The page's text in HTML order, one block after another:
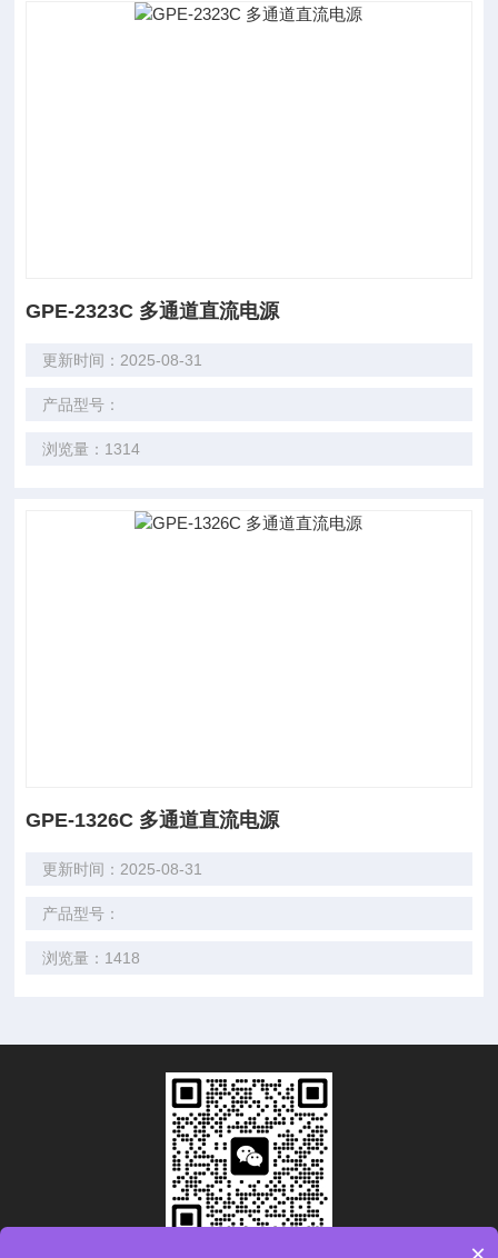
GPE-2323C 多通道直流电源
更新时间：2025-08-31
产品型号：
浏览量：1314
GPE-1326C 多通道直流电源
更新时间：2025-08-31
产品型号：
浏览量：1418